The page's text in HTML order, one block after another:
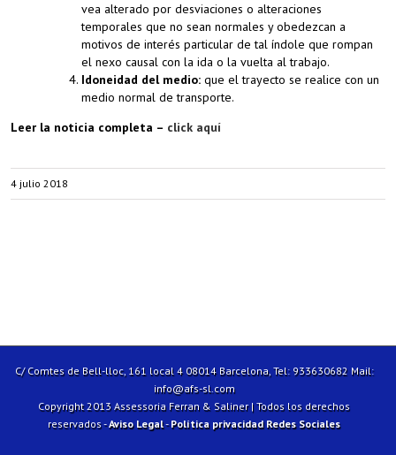
vea alterado por desviaciones o alteraciones
temporales que no sean normales y obedezcan a
motivos de interés particular de tal índole que rompan
el nexo causal con la ida o la vuelta al trabajo.
Idoneidad del medio: que el trayecto se realice con un
medio normal de transporte.
Leer la noticia completa – click aquí
4 julio 2018
C/ Comtes de Bell-lloc, 161 local 4 08014 Barcelona, Tel: 933630682 Mail:
info@afs-sl.com
Copyright 2013 Assessoria Ferran & Saliner | Todos los derechos
reservados -Aviso Legal-Política privacidad Redes Sociales